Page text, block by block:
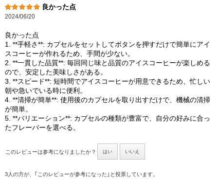
良かった点
2024/06/20
良かった点
1. **手軽さ**: カプセルをセットしてボタンを押すだけで簡単にアイ
スコーヒーが作れるため、手間が少ない。
2. **一貫した品質**: 毎回同じ味と品質のアイスコーヒーが楽しめる
ので、安定した美味しさがある。
3. **スピード**: 短時間でアイスコーヒーが用意できるため、忙しい
朝や急いでいる時に便利。
4. **清掃が簡単**: 使用後のカプセルを取り出すだけで、機械の清掃
が簡単。
5. **バリエーション**: カプセルの種類が豊富で、自分の好みに合っ
たフレーバーを選べる。
このレビューは参考になりましたか？ はい いいえ
3人の方が、｢このレビューが参考になった｣と投票しています。